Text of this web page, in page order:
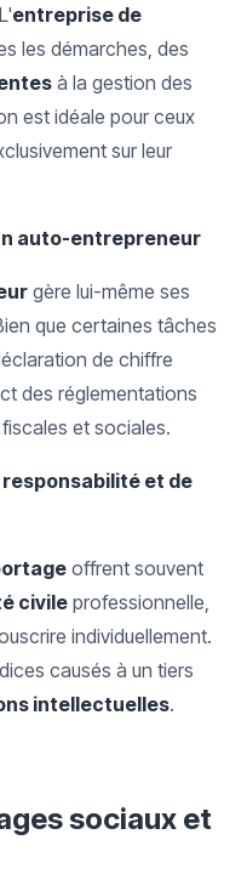
entreprise de
les démarches, des
à la gestion des
est idéale pour ceux
sur leur
auto-entrepreneur
gère lui-même ses
que certaines tâches
de chiffre
des réglementations
et sociales.
et de
offrent souvent
civile professionnelle,
individuellement.
causés à un tiers
intellectuelles.
sociaux et